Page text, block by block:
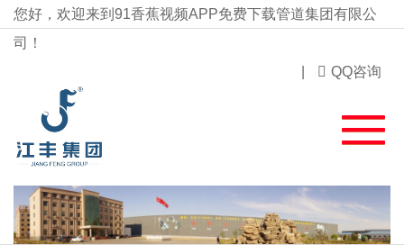
您好，欢迎来到91香蕉视频APP免费下载管道集团有限公
司！
QQ咨询